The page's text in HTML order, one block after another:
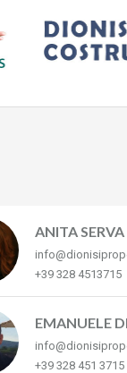
ANITA SERVA
+39 328 4513715
EMANUELE
+39 328 451 3715